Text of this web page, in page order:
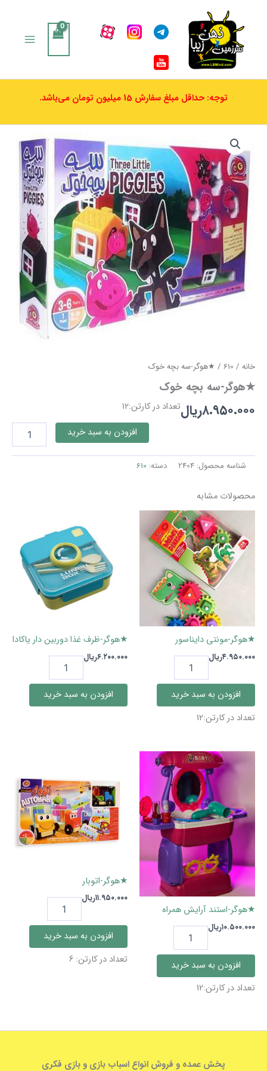
توجه: حداقل مبلغ سفارش 15 میلیون تومان می‌باشد.
خانه /
610 / ★هوگر-سه بچه خوک
★هوگر-سه بچه خوک
۸.۹۵۰.۰۰۰ریالتعداد در کارتن:12
★هوگر-
افزودن به سبد خرید
شناسه محصول: 2404 دسته: 610
محصولات مشابه
★هوگر-مونتی دایناسور
۴.۹۵۰.۰۰۰ریال ★هوگر-
مونتی
دایناسور
عدد
افزودن به سبد خرید
تعداد در کارتن:12
★هوگر-ظرف غذا دوربین دار یاکادا
۶.۲۰۰.۰۰۰ریال ★هوگر-
غذا
دوربین
دار
افزودن به سبد خرید
★هوگر-استند آرایش همراه
۱۰.۵۰۰.۰۰۰ریال ★هوگر-
استند
آرایش
همراه
عدد
افزودن به سبد خرید
تعداد در کارتن:12
★هوگر-اتوبار
۱۱.۹۵۰.۰۰۰ریال ★هوگر-
عدد
افزودن به سبد خرید
تعداد در کارتن: 6
پخش عمده و فروش انواع اسباب بازی و بازی فکری